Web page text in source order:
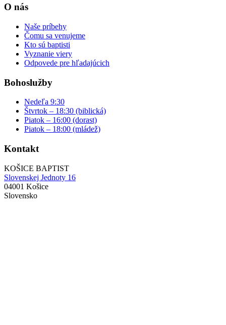
O nás
Naše príbehy
Čomu sa venujeme
Kto sú baptisti
Vyznanie viery
Odpovede pre hľadajúcich
Bohoslužby
Nedeľa 9:30
Štvrtok – 18:30 (biblická)
Piatok – 16:00 (dorast)
Piatok – 18:00 (mládež)
Kontakt
KOŠICE BAPTIST
Slovenskej Jednoty 16
04001 Košice
Slovensko